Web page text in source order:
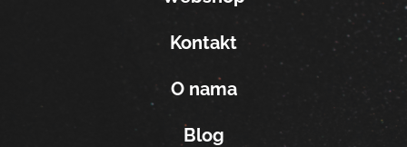
Kontakt
O nama
Blog